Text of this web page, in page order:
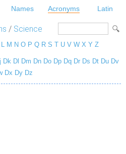
Names Acronyms Latin
/ Science
L M N O P Q R S T U V W X Y Z
Dk Dl Dm Dn Do Dp Dq Dr Ds Dt Du Dv
Dx Dy Dz